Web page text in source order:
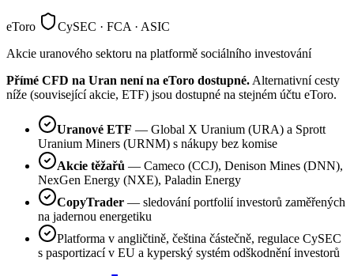
eToro
CySEC · FCA · ASIC
Akcie uranového sektoru na platformě sociálního investování
Přímé CFD na Uran není na eToro dostupné.Alternativní cesty
níže (související akcie, ETF) jsou dostupné na stejném účtu eToro.
Uranové ETF — Global X Uranium (URA) a Sprott
Uranium Miners (URNM) s nákupy bez komise
Akcie těžařů — Cameco (CCJ), Denison Mines (DNN),
NexGen Energy (NXE), Paladin Energy
CopyTrader — sledování portfolií investorů zaměřených
na jadernou energetiku
Platforma v angličtině, čeština částečně, regulace CySEC
s pasportizací v EU a kyperský systém odškodnění investorů